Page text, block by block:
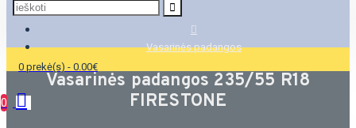
0 prekė(s) - 0.00€
0
Vasarinės padangos
Vasarinės padangos 235/55 R18
FIRESTONE